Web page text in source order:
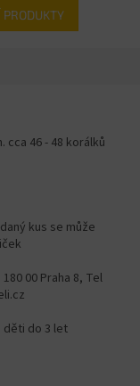
cca 46 - 48 korálků
kus se může
00 Praha 8, Tel
děti do 3 let